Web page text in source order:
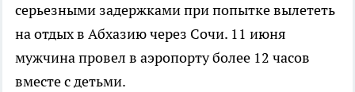
серьезными задержками при попытке вылететь
на отдых в Абхазию через Сочи. 11 июня
мужчина провел в аэропорту более 12 часов
вместе с детьми.